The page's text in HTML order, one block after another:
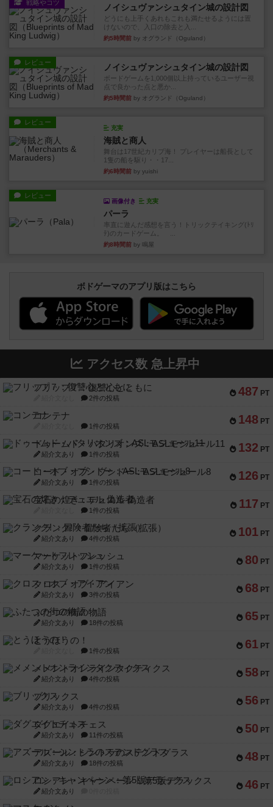
戦略やコツ ノイシュヴァンシュタイン城の設計図
どうにも上手くあれもこれも満たせるようには置
けないので、入口の除去と入...
約5時間前 by オグランド（Oguland）
レビュー ノイシュヴァンシュタイン城の設計図
ボードゲームを1,000個以上持っているユーザー視
点で良かった点と悪か...
約5時間前 by オグランド（Oguland）
レビュー
充実
海賊と商人
舞台は17世紀カリブ海！ プレイヤーは船長として
1隻の船を駆り・・17...
約6時間前 by yuishi
レビュー
画像付き 充実
パーラ
率直に遊んだ感想を言う！トリックテイキング(ﾄﾘ
ﾃ)のカードゲーム。 ...
約8時間前 by 鳴屋
ボドゲーマのアプリ版はこちら
アクセス数 急上昇中
487 PT
フリップ７：復讐心とともに
2件の投稿
148 PT
コンテナ
1件の投稿
132 PT
ドゥームド・バタリオンズ：ASLモジュール11
紹介文あり 1件の投稿
126 PT
コード・オブ・ブシドー：ASLモジュール8
紹介文あり 1件の投稿
117 PT
宝石の煌き：デュエル 偽造者
1件の投稿
101 PT
クランク! ：冒険者たち（拡張）
紹介文あり 4件の投稿
80 PT
マーケットフレッシュ
紹介文あり 1件の投稿
68 PT
クロス・オブ・アイアン
紹介文あり 3件の投稿
65 PT
ふたつの街の物語
紹介文あり 18件の投稿
61 PT
とうほうの！
1件の投稿
58 PT
メメントオンラインタクティクス
紹介文あり 4件の投稿
56 PT
ブリックス
紹介文あり 4件の投稿
50 PT
ダグエイトチェス
紹介文あり 11件の投稿
48 PT
アズール：シントラのステンドグラス
紹介文あり 18件の投稿
46 PT
ロシアン・キャンペーン：第5版デラックス
紹介文あり